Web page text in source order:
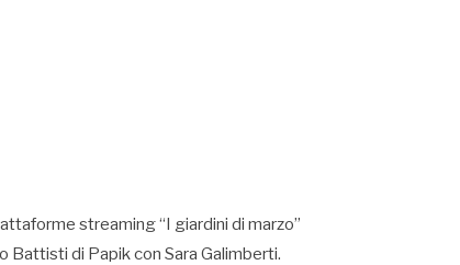
streaming “I giardini di marzo”
Battisti di Papik con Sara Galimberti.